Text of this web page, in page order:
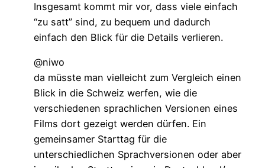
Insgesamt kommt mir vor, dass viele einfach
“zu satt” sind, zu bequem und dadurch
einfach den Blick für die Details verlieren.
@niwo
da müsste man vielleicht zum Vergleich einen
Blick in die Schweiz werfen, wie die
verschiedenen sprachlichen Versionen eines
Films dort gezeigt werden dürfen. Ein
gemeinsamer Starttag für die
unterschiedlichen Sprachversionen oder aber